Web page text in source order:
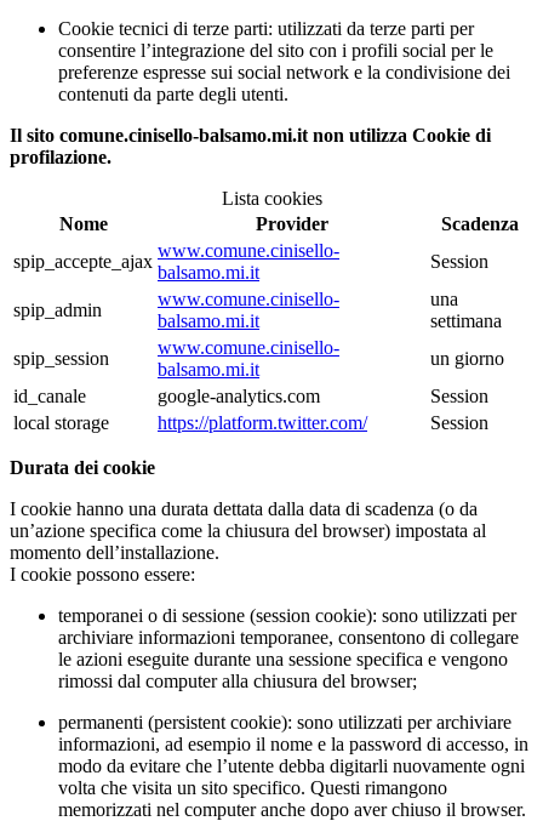
Cookie tecnici di terze parti: utilizzati da terze parti per
consentire l’integrazione del sito con i profili social per le
preferenze espresse sui social network e la condivisione dei
contenuti da parte degli utenti.
Il sito comune.cinisello-balsamo.mi.it non utilizza Cookie di
profilazione.
Lista cookies
Nome
Provider
Scadenza
spip_accepte_ajax
www.comune.cinisello-
balsamo.mi.it
Session
spip_admin
www.comune.cinisello-
balsamo.mi.it
una
settimana
spip_session
www.comune.cinisello-
balsamo.mi.it
un giorno
id_canale
google-analytics.com
Session
local storage
https://platform.twitter.com/ Session
Durata dei cookie
I cookie hanno una durata dettata dalla data di scadenza (o da
un’azione specifica come la chiusura del browser) impostata al
momento dell’installazione.
I cookie possono essere:
temporanei o di sessione (session cookie): sono utilizzati per
archiviare informazioni temporanee, consentono di collegare
le azioni eseguite durante una sessione specifica e vengono
rimossi dal computer alla chiusura del browser;
permanenti (persistent cookie): sono utilizzati per archiviare
informazioni, ad esempio il nome e la password di accesso, in
modo da evitare che l’utente debba digitarli nuovamente ogni
volta che visita un sito specifico. Questi rimangono
memorizzati nel computer anche dopo aver chiuso il browser.